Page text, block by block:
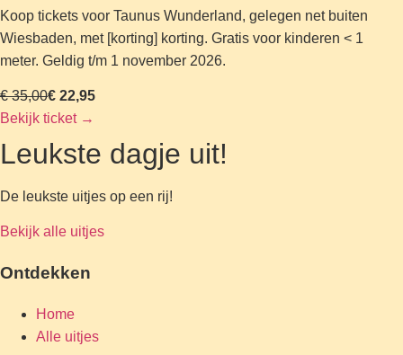
Koop tickets voor Taunus Wunderland, gelegen net buiten
Wiesbaden, met [korting] korting. Gratis voor kinderen < 1
meter. Geldig t/m 1 november 2026.
€ 35,00€ 22,95
Bekijk ticket →
Leukste dagje uit!
De leukste uitjes op een rij!
Bekijk alle uitjes
Ontdekken
Home
Alle uitjes